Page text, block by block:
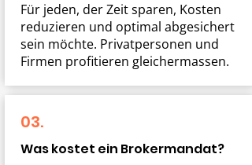
Für jeden, der Zeit sparen, Kosten
reduzieren und optimal abgesichert
sein möchte. Privatpersonen und
Firmen profitieren gleichermassen.
03.
Was kostet ein Brokermandat?